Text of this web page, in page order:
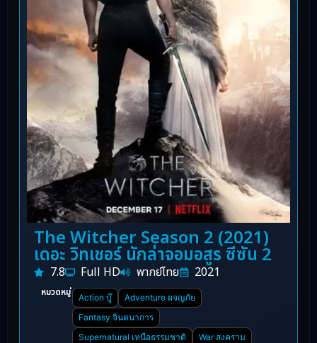
The Witcher Season 2 (2021)
เดอะ วิทเชอร์ นักล่าจอมอสูร ซีซัน 2
7.8 Full HD พากย์ไทย 2021
หมวดหมู่ Action บู๊
Adventure ผจญภัย
Fantasy จินตนาการ
Supernatural เหนือธรรมชาติ
War สงคราม